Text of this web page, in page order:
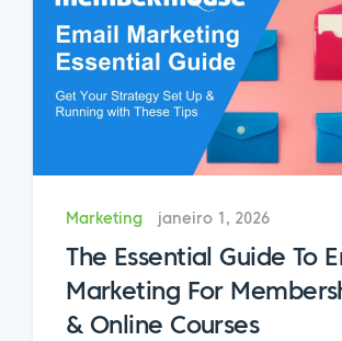
Marketing janeiro 1, 2026
The Essential Guide To
Marketing For
& Online Courses